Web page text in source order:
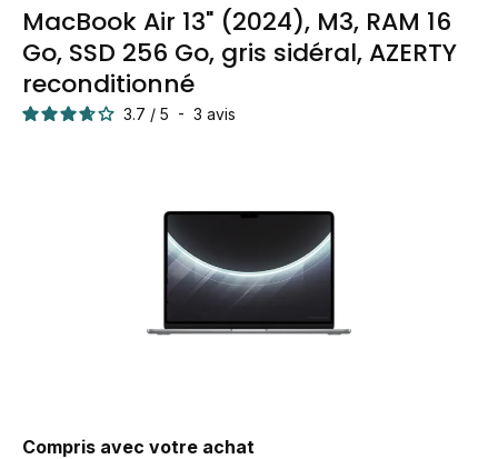
MacBook Air 13" (2024), M3, RAM 16
Go, SSD 256 Go, gris sidéral, AZERTY
reconditionné
3.7 / 5 - 3 avis
Compris avec votre achat